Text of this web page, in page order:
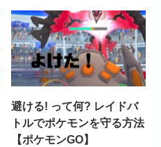
避ける! って何? レイドバ
トルでポケモンを守る方法
【ポケモンGO】